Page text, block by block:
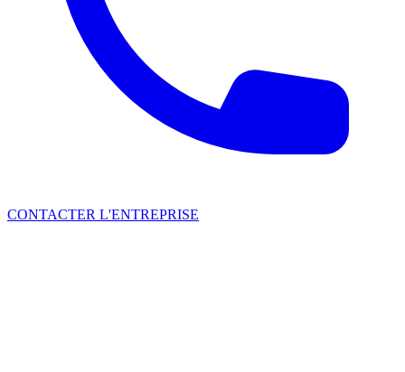
CONTACTER L'ENTREPRISE